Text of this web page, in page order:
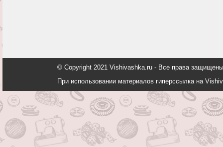
© Copyright 2021 Vishivashka.ru - Все права
При использовании материалов гиперссылка на